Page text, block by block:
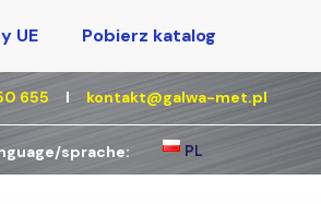
UE Pobierz katalog
655 Ι kontakt@galwa-met.pl
sprache: PL